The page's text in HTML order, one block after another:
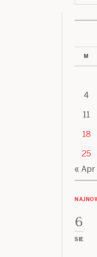
M
4
11
18
25
« Apr
6
SIE